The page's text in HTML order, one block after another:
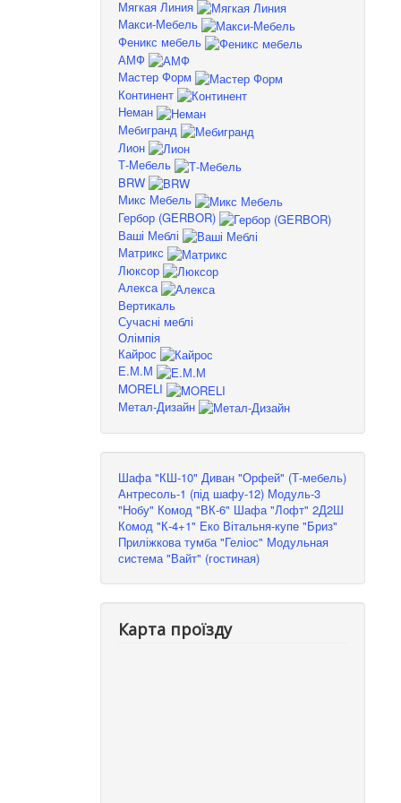
Мягкая Линия
Макси-Мебель
Феникс мебель
АМФ
Мастер Форм
Континент
Неман
Мебигранд
Лион
Т-Мебель
BRW
Микс Мебель
Гербор (GERBOR)
Ваші Меблі
Матрикс
Люксор
Алекса
Вертикаль
Сучасні меблі
Олімпія
Кайрос
Е.М.М
MORELI
Метал-Дизайн
Шафа "КШ-10" Диван "Орфей" (Т-мебель)
Антресоль-1 (під шафу-12) Модуль-3
"Нобу" Комод "ВК-6" Шафа "Лофт" 2Д2Ш
Комод "К-4+1" Еко Вітальня-купе "Бриз"
Приліжкова тумба "Геліос" Модульная
система "Вайт" (гостиная)
Карта проїзду